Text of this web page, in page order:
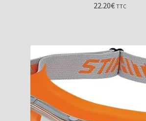
22.20€ TTC